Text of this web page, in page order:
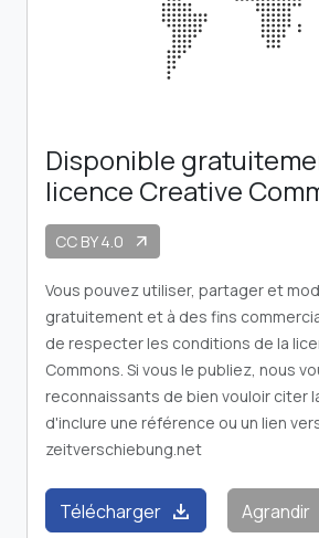
Disponible
licence Creative
CC BY 4.0 arrow_outward
Vous pouvez utiliser, partager et
gratuitement et à des fins
de respecter les conditions de la
Commons. Si vous le publiez, nous
reconnaissants de bien vouloir citer
d'inclure une référence ou un lien
zeitverschiebung.net
Télécharger download Agrandir